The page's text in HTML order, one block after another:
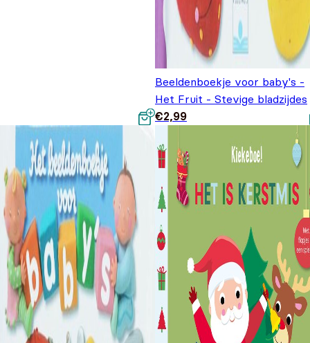
Beeldenboekje voor baby's -
Het Fruit - Stevige bladzijdes
€2,99